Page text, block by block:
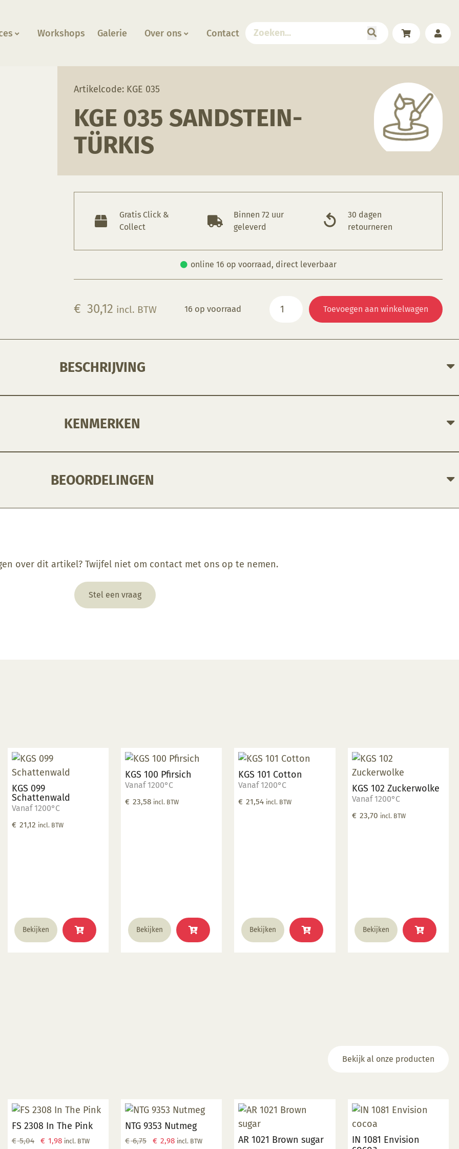
Workshops Galerie Over ons Contact
Artikelcode: KGE 035
KGE 035 SANDSTEIN-
TÜRKIS
Gratis Click &
Collect
Binnen 72 uur
geleverd
30 dagen
retourneren
online 16 op voorraad, direct leverbaar
€ 30,12 incl. BTW 16 op voorraad
Türkis
Toevoegen aan winkelwagen
BESCHRIJVING
KENMERKEN
BEOORDELINGEN
over dit artikel? Twijfel niet om contact met ons op te nemen.
Stel een vraag
KGS 099
Schattenwald
Vanaf 1200°C
€ 21,12 incl. BTW
Bekijken
KGS 100 Pfirsich
Vanaf 1200°C
€ 23,58 incl. BTW
Bekijken
KGS 101 Cotton
Vanaf 1200°C
€ 21,54 incl. BTW
Bekijken
KGS 102 Zuckerwolke
Vanaf 1200°C
€ 23,70 incl. BTW
Bekijken
Bekijk al onze producten
FS 2308 In The Pink
€5,04
Oorspronkelijke
€ 1,98Huidige
incl. BTW
NTG 9353 Nutmeg
€6,75
Oorspronkelijke
€ 2,98Huidige
incl. BTW AR 1021 Brown sugar
IN 1081 Envision